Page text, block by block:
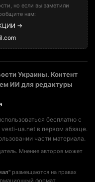
но если вы заметили
нам:
→
Украины. Контент
ИИ для редактуры
бесплатно с
vesti-ua.net в первом абзаце.
части материала.
Мнение авторов может
размещаются на правах
формат,